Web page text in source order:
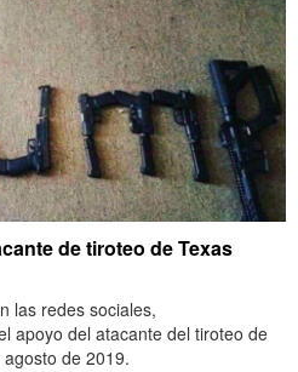
de tiroteo de Texas
las redes sociales,
apoyo del atacante del tiroteo de
de 2019.